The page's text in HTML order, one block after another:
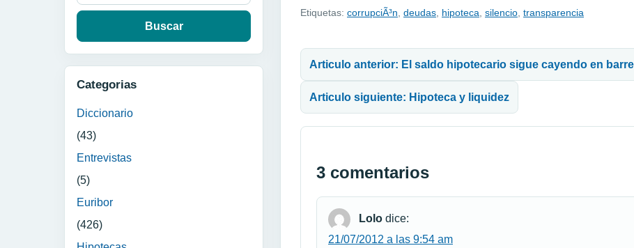
Categorias
Diccionario
(43)
Entrevistas
(5)
Euribor
(426)
Etiquetas: corrupciÃ³n deudas hipoteca silencio transparencia
Articulo anterior: El saldo hipotecario sigue cayendo en
Articulo siguiente: Hipoteca y liquidez
3 comentarios
Lolo dice:
21/07/2012 a las 9:54 am